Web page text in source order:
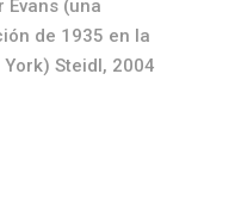
(una
de 1935 en la
Steidl, 2004